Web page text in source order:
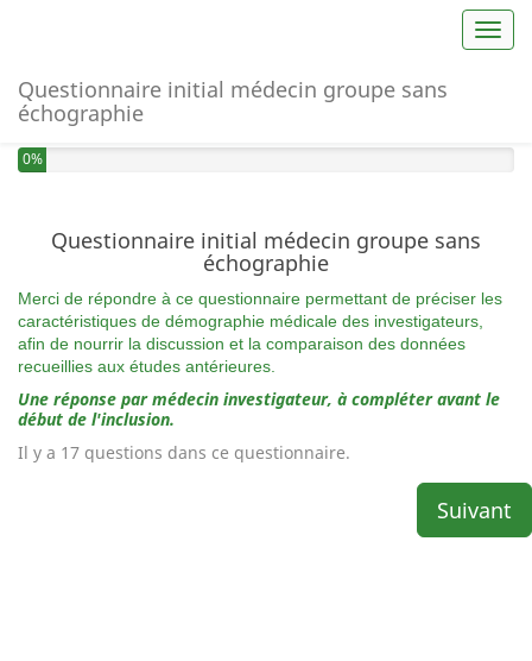
Questionnaire initial médecin groupe sans
échographie
0%
Questionnaire initial médecin groupe sans
échographie
Merci de répondre à ce questionnaire permettant de préciser les
caractéristiques de démographie médicale des investigateurs,
afin de nourrir la discussion et la comparaison des données
recueillies aux études antérieures.
Une réponse par médecin investigateur, à compléter avant le
début de l'inclusion.
Il y a 17 questions dans ce questionnaire.
Suivant